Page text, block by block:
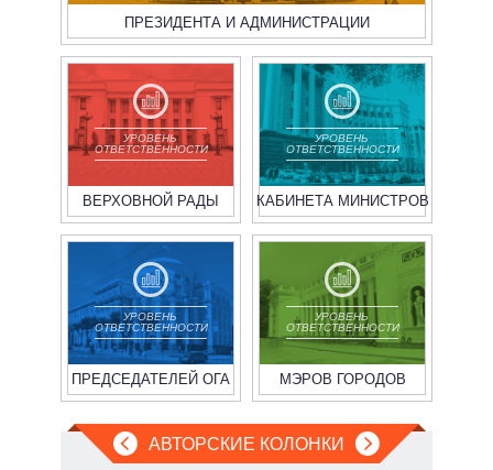
ПРЕЗИДЕНТА И АДМИНИСТРАЦИИ
УРОВЕНЬ
ОТВЕТСТВЕННОСТИ
ВЕРХОВНОЙ РАДЫ
УРОВЕНЬ
ОТВЕТСТВЕННОСТИ
КАБИНЕТА МИНИСТРОВ
УРОВЕНЬ
ОТВЕТСТВЕННОСТИ
ПРЕДСЕДАТЕЛЕЙ ОГА
УРОВЕНЬ
ОТВЕТСТВЕННОСТИ
МЭРОВ ГОРОДОВ
АВТОРСКИЕ КОЛОНКИ